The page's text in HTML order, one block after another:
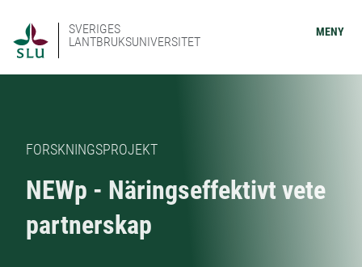
SVERIGES
LANTBRUKSUNIVERSITET
MENY
FORSKNINGSPROJEKT
NEWp - Näringseffektivt vete
partnerskap